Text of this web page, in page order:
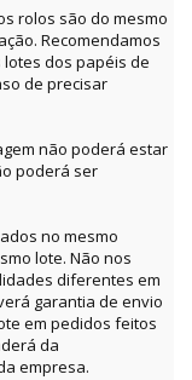
rolos são do mesmo
Recomendamos
dos papéis de
de precisar
não poderá estar
poderá ser
no mesmo
lote. Não nos
diferentes em
garantia de envio
em pedidos feitos
da
empresa.